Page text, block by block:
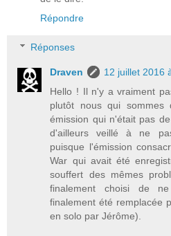
Répondre
Réponses
Draven
12 juillet 2016
Hello ! Il n'y a vraiment
plutôt nous qui sommes
émission qui n'était pas
d'ailleurs veillé à ne
puisque l'émission
War qui avait été
souffert des mêmes
finalement choisi de
finalement été remplacée
en solo par Jérôme).